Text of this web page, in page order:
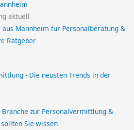
aktuell
Mannheim für Personalberatung &
Ratgeber
zur Personalvermittlung &
Sie wissen